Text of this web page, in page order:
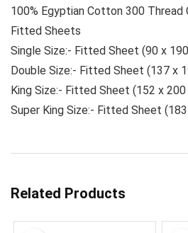
100% Egyptian Cotton 300 Thread
Fitted Sheets
Single Size:- Fitted Sheet (90 x
Double Size:- Fitted Sheet (137 x
King Size:- Fitted Sheet (152 x
Super King Size:- Fitted Sheet
Related Products